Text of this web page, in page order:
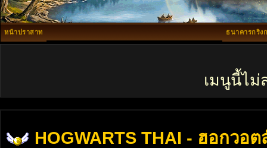
หน้าปราสาท ธนาคารกริง
เมนูนี้ไม่
HOGWARTS THAI - ฮอกวอต